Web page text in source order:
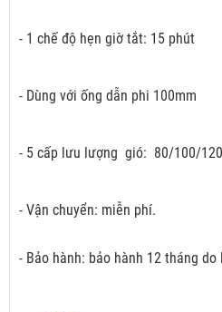
- 1 chế độ hẹn giờ tắt: 15 phút
- Dùng với ống dẫn phi 100mm
- 5 cấp lưu lượng gió: 80/100/
- Vận chuyển: miễn phí.
- Bảo hành: bảo hành 12 tháng